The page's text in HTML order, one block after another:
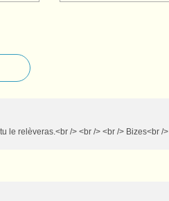
le relèveras.<br /> <br /> <br /> Bizes<br />